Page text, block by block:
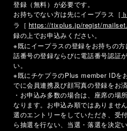
登録（無料）が必要です。
お持ちでない方は先にイープラス
［
ラ
［ https://tixplus.jp/regist/
録の上でお申込みください。
※既にイープラスの登録をお持ちの
話番号の登録ならびに電話番号認証
い。
※既にチケプラのPlus member IDを
でに会員連携及び顔写真の登録をお
・お申込み多数の場合は、座席の場
なります。お申込み順ではありませ
選のエントリーをしていただき、受
ら抽選を行ない、当選・落選を決定